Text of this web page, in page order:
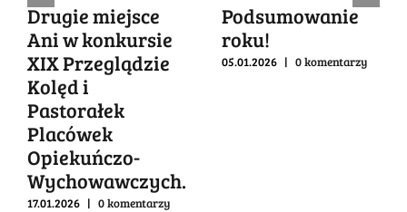
Drugie miejsce
Ani w konkursie
XIX Przeglądzie
Kolęd i
Pastorałek
Placówek
Opiekuńczo-
Wychowawczych.
17.01.2026 | 0 komentarzy
Podsumowanie
roku!
05.01.2026 | 0 komentarzy